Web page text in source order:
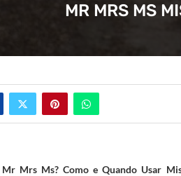
MR MRS MS
Mrs Ms? Como e Quando Usar